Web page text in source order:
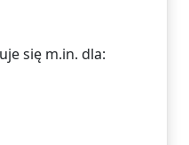
się m.in. dla: